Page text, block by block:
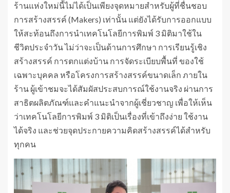
ร้านแห่งใหม่นี้ไม่ได้เป็นเพียงจุดหมายสำหรับผู้ที่ชื่นชอบ
การสร้างสรรค์ (Makers) เท่านั้น แต่ยังได้รับการออกแบบ
ให้สะท้อนถึงการนำเทคโนโลยีการพิมพ์ 3 มิติมาใช้ใน
ชีวิตประจำวัน ไม่ว่าจะเป็นด้านการศึกษา การเรียนรู้เชิง
สร้างสรรค์ การตกแต่งบ้าน การจัดระเบียบพื้นที่ ของใช้
เฉพาะบุคคล หรือโครงการสร้างสรรค์ขนาดเล็ก ภายใน
ร้าน ผู้เข้าชมจะได้สัมผัสประสบการณ์ใช้งานจริง ผ่านการ
สาธิตผลิตภัณฑ์และคำแนะนำจากผู้เชี่ยวชาญ เพื่อให้เห็น
ว่าเทคโนโลยีการพิมพ์ 3 มิติเป็นเรื่องที่เข้าถึงง่าย ใช้งาน
ได้จริง และช่วยจุดประกายความคิดสร้างสรรค์ได้สำหรับ
ทุกคน